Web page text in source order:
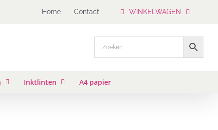
Home Contact WINKELWAGEN
Inktlinten A4 papier